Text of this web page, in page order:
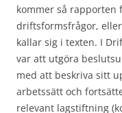
kommer så rapporten
driftsformsfrågor,
kallar sig i texten. I
var att utgöra
med att beskriva sitt
arbetssätt och
relevant lagstiftning